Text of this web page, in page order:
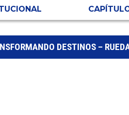
DESTINOS –